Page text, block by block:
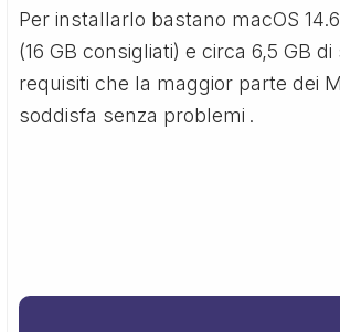
Per installarlo bastano macOS
(16 GB consigliati) e circa 6,5 GB
requisiti che la maggior parte dei
soddisfa senza problemi .